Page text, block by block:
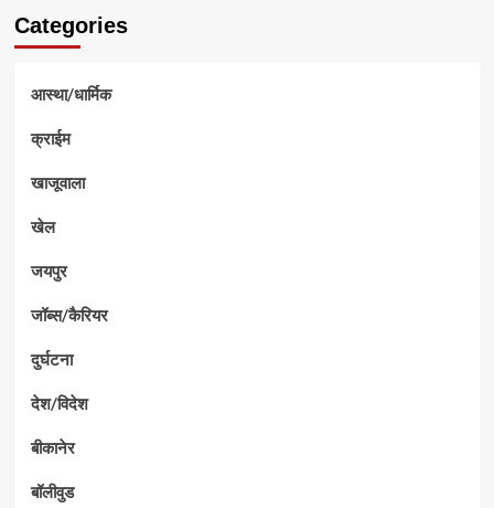
Categories
आस्था/धार्मिक
क्राईम
खाजूवाला
खेल
जयपुर
जॉब्स/कैरियर
दुर्घटना
देश/विदेश
बीकानेर
बॉलीवुड